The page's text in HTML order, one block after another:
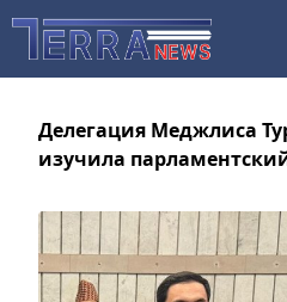
Делегация Меджлиса
изучила